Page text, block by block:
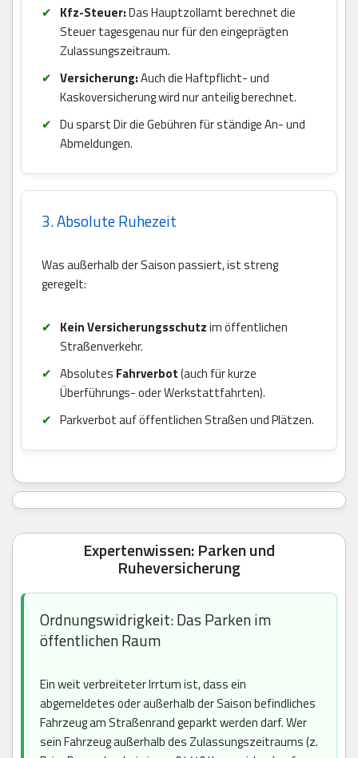
Kfz-Steuer:Das Hauptzollamt berechnet die
Steuer tagesgenau nur für den eingeprägten
Zulassungszeitraum.
Versicherung:Auch die Haftpflicht- und
Kaskoversicherung wird nur anteilig berechnet.
Du sparst Dir die Gebühren für ständige An- und
Abmeldungen.
3. Absolute Ruhezeit
Was außerhalb der Saison passiert, ist streng
geregelt:
Kein Versicherungsschutzim öffentlichen
Straßenverkehr.
Absolutes Fahrverbot(auch für kurze
Überführungs- oder Werkstattfahrten).
Parkverbot auf öffentlichen Straßen und Plätzen.
Expertenwissen: Parken und
Ruheversicherung
Ordnungswidrigkeit: Das Parken im
öffentlichen Raum
Ein weit verbreiteter Irrtum ist, dass ein
abgemeldetes oder außerhalb der Saison befindliches
Fahrzeug am Straßenrand geparkt werden darf. Wer
sein Fahrzeug außerhalb des Zulassungszeitraums (z.